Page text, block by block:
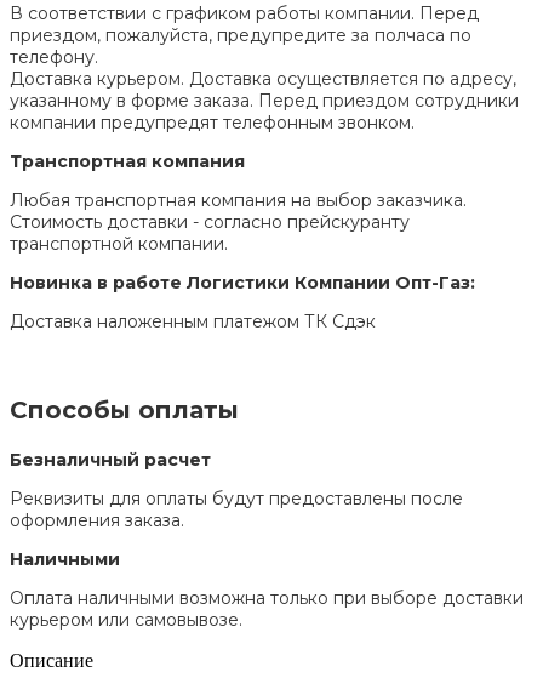
В соответствии с графиком работы компании. Перед
приездом, пожалуйста, предупредите за полчаса по
телефону.
Доставка курьером. Доставка осуществляется по адресу,
указанному в форме заказа. Перед приездом сотрудники
компании предупредят телефонным звонком.
Транспортная компания
Любая транспортная компания на выбор заказчика.
Стоимость доставки - согласно прейскуранту
транспортной компании.
Новинка в работе Логистики Компании Опт-Газ:
Доставка наложенным платежом ТК Сдэк
Способы оплаты
Безналичный расчет
Реквизиты для оплаты будут предоставлены после
оформления заказа.
Наличными
Оплата наличными возможна только при выборе доставки
курьером или самовывозе.
Описание